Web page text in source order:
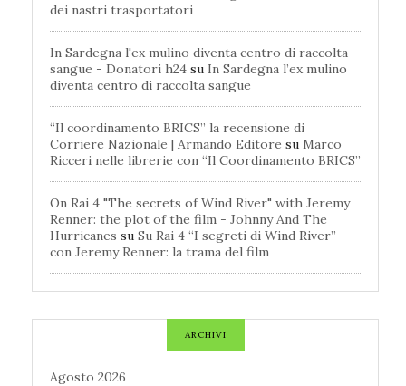
dei nastri trasportatori
In Sardegna l'ex mulino diventa centro di raccolta
sangue - Donatori h24 su In Sardegna l’ex mulino
diventa centro di raccolta sangue
“Il coordinamento BRICS” la recensione di
Corriere Nazionale | Armando Editore su Marco
Ricceri nelle librerie con “Il Coordinamento BRICS”
On Rai 4 "The secrets of Wind River" with Jeremy
Renner: the plot of the film - Johnny And The
Hurricanes su Su Rai 4 “I segreti di Wind River”
con Jeremy Renner: la trama del film
ARCHIVI
Agosto 2026